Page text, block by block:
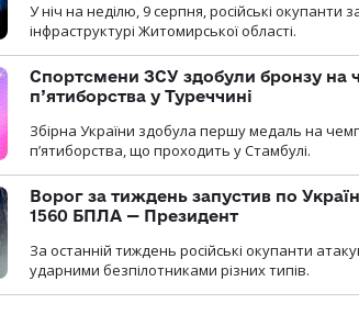
У ніч на неділю, 9 серпня, російські окупанти
інфраструктурі Житомирської області.
Спортсмени ЗСУ здобули бронзу на
п’ятиборства у Туреччині
Збірна України здобула першу медаль на
п’ятиборства, що проходить у Стамбулі.
Ворог за тиждень запустив по
1560 БПЛА — Президент
За останній тиждень російські окупанти
ударними безпілотниками різних типів.